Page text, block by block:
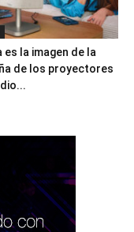
es la imagen de la
de los proyectores